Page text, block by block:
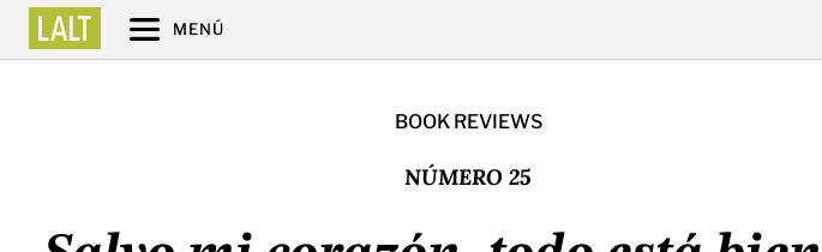
MENÚ
BOOK REVIEWS
NÚMERO 25